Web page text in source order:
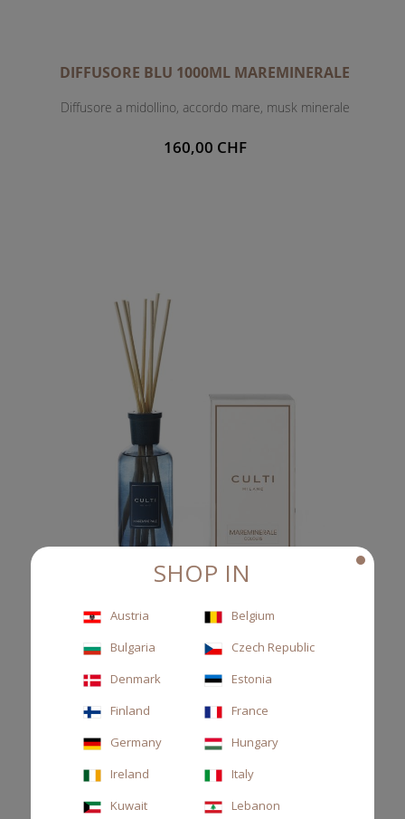
DIFFUSORE BLU 1000ML MAREMINERALE
Diffusore a midollino, accordo mare, musk minerale
160,00 CHF
DIFFUSORE BLU 250ML MAREMINERALE
Diffusore a midollino, accordo mare, musk minerale
86,00 CHF
SHOP IN
Austria
Belgium
Bulgaria
Czech Republic
Denmark
Estonia
Finland
France
Germany
Hungary
Ireland
Italy
Kuwait
Lebanon